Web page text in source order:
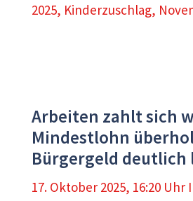
2025, Kinderzuschlag,
Arbeiten zahlt sich
Mindestlohn
Bürgergeld deutlich
17. Oktober 2025, 16:20 Uhr